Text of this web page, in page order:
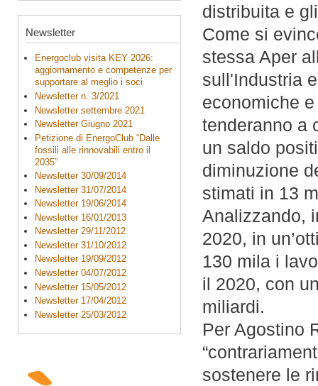
Newsletter
Energoclub visita KEY 2026:
aggiornamento e competenze per
supportare al meglio i soci
Newsletter n. 3/2021
Newsletter settembre 2021
Newsletter Giugno 2021
Petizione di EnergoClub “Dalle
fossili alle rinnovabili entro il
2035”
Newsletter 30/09/2014
Newsletter 31/07/2014
Newsletter 19/06/2014
Newsletter 16/01/2013
Newsletter 29/11/2012
Newsletter 31/10/2012
Newsletter 19/09/2012
Newsletter 04/07/2012
Newsletter 15/05/2012
Newsletter 17/04/2012
Newsletter 25/03/2012
distribuita e
Come si
stessa Aper
sull'Industria
economiche
tenderanno a
un saldo
diminuzione
stimati in 13
Analizzando,
2020, in
130 mila i
il 2020, con
miliardi.
Per Agostino
sostenere le